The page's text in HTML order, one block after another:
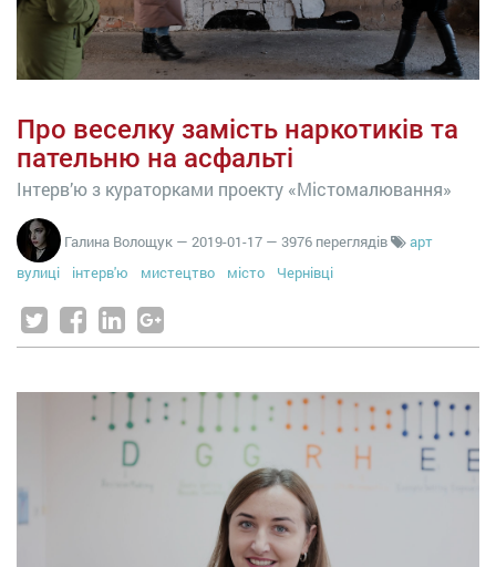
Про веселку замість наркотиків та
пательню на асфальті
Інтерв’ю з кураторками проекту «Містомалювання»
Галина Волощук — 2019-01-17 — 3976 переглядів
арт
вулиці
інтерв'ю мистецтво місто Чернівці